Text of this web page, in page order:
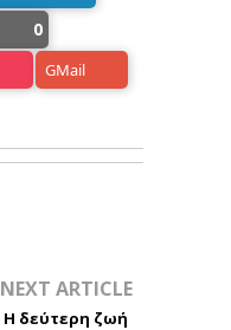
0
GMail
NEXT ARTICLE
Η δεύτερη ζωή